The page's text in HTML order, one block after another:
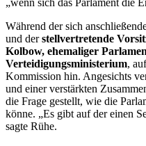
„wenn sich das Parlament die
Während der sich
und derstellvertretende
Kolbow, ehemaliger
Verteidigungsministerium,
Kommission hin. Angesichts
und einer verstärkten
die Frage gestellt, wie die
könne. „Es gibt auf der einen
sagte Rühe.